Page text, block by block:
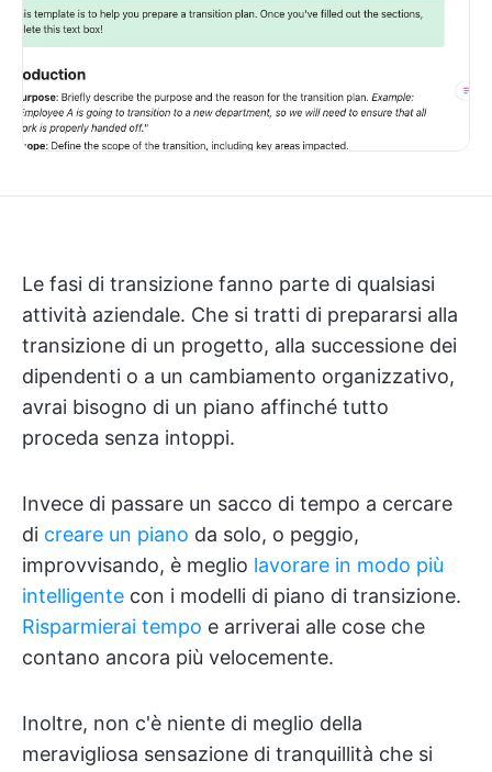
Le fasi di transizione fanno parte di qualsiasi
attività aziendale. Che si tratti di prepararsi alla
transizione di un progetto, alla successione dei
dipendenti o a un cambiamento organizzativo,
avrai bisogno di un piano affinché tutto
proceda senza intoppi.
Invece di passare un sacco di tempo a cercare
di creare un piano da solo, o peggio,
improvvisando, è meglio lavorare in modo più
intelligente con i modelli di piano di transizione.
Risparmierai tempo e arriverai alle cose che
contano ancora più velocemente.
Inoltre, non c'è niente di meglio della
meravigliosa sensazione di tranquillità che si